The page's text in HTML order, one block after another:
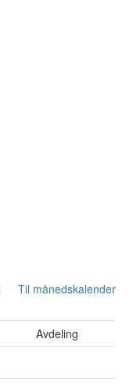
Til månedskalender
Avdeling